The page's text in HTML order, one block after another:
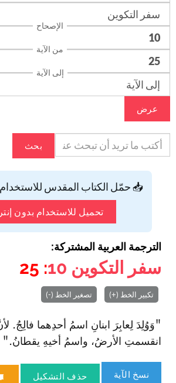
الإصحاح
من الآية
إلى الآية
عرض
بحث
📥 حمّل الكتاب المقدس
تحميل للاستخدام بدون
الترجمة العربية المشتركة:
سفر التكوين 10
: 25
تكبير الخط (+) تصغير الخط (-)
"وَوُلِدَ لِعابِرَ ا‏بنانِ ا‏سمُ أحدِهما فالِجُ.
ا‏نقسمتِ الأرضُ، وا‏سمُ أخيهِ يقطانُ." (تك
نسخ الآية حذف التشكيل